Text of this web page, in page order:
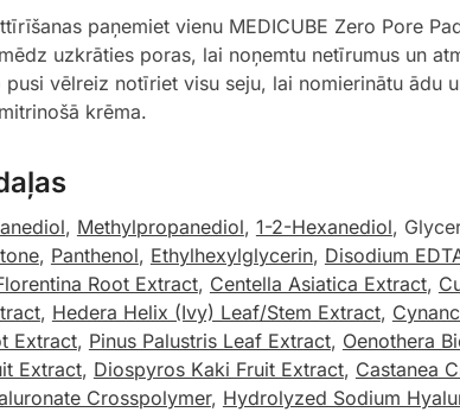
paņemiet vienu MEDICUBE Zero Pore
uzkrāties poras, lai noņemtu netīrumus un
pusi vēlreiz notīriet visu seju, lai nomierinātu
krēma.
, Methylpropanediol, 1-2-Hexanediol,
, Panthenol, Ethylhexylglycerin, Disodium
Root Extract, Centella Asiatica Extract,
, Hedera Helix (Ivy) Leaf/Stem Extract,
Extract, Pinus Palustris Leaf Extract, Oenothera
Extract, Diospyros Kaki Fruit Extract, Castanea
Crosspolymer, Hydrolyzed Sodium